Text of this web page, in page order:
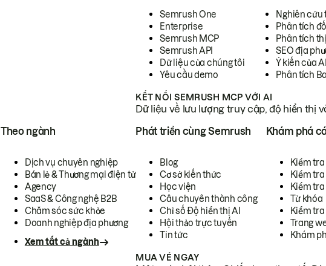
Semrush One
Enterprise
Semrush MCP
Semrush API
Dữ liệu của chúng tôi
Yêu cầu demo
Nghiên cứu
Phân tích
Phân tích
SEO địa
Ý kiến của
Phân tích
KẾT NỐI SEMRUSH MCP VỚI AI
Dữ liệu về lưu lượng truy cập, độ hiển thị
Theo ngành
Dịch vụ chuyên nghiệp
Bán lẻ & Thương mại điện tử
Agency
SaaS & Công nghệ B2B
Chăm sóc sức khỏe
Doanh nghiệp địa phương
Xem tất cả ngành
Phát triển cùng Semrush
Blog
Cơ sở kiến thức
Học viện
Câu chuyên thành công
Chỉ số Độ hiển thị AI
Hội thảo trực tuyến
Tin tức
Khám phá
Kiểm
Kiểm tra
Kiểm
Từ khóa
Kiểm
Trang
Khám
MUA VÉ NGAY